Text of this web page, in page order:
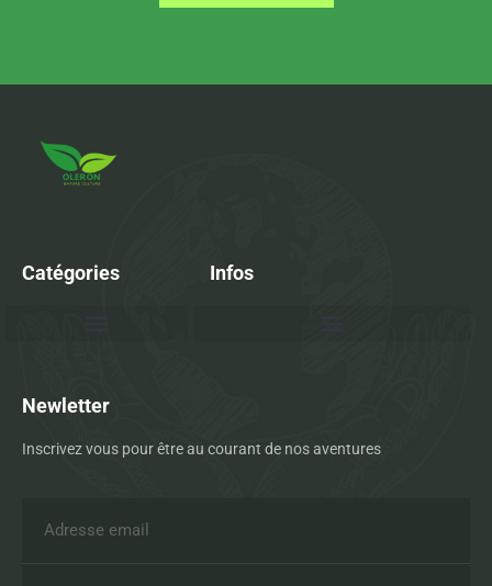
Catégories Infos
Newletter
Inscrivez vous pour être au courant de nos aventures